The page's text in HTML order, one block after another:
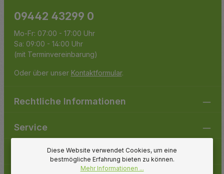
09442 43299 0
Mo-Fr: 07:00 - 17:00 Uhr
Sa: 09:00 - 14:00 Uhr
(mit Terminvereinbarung)
Oder über unser Kontaktformular.
Rechtliche Informationen
Service
GartenpiratDiese Website verwendet Cookies, um eine
bestmögliche Erfahrung bieten zu können.
Mehr Informationen ...